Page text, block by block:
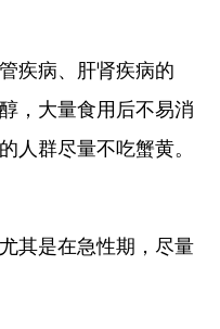
病、肝肾疾病的
，大量食用后不易消
人群尽量不吃蟹黄。
是在急性期，尽量